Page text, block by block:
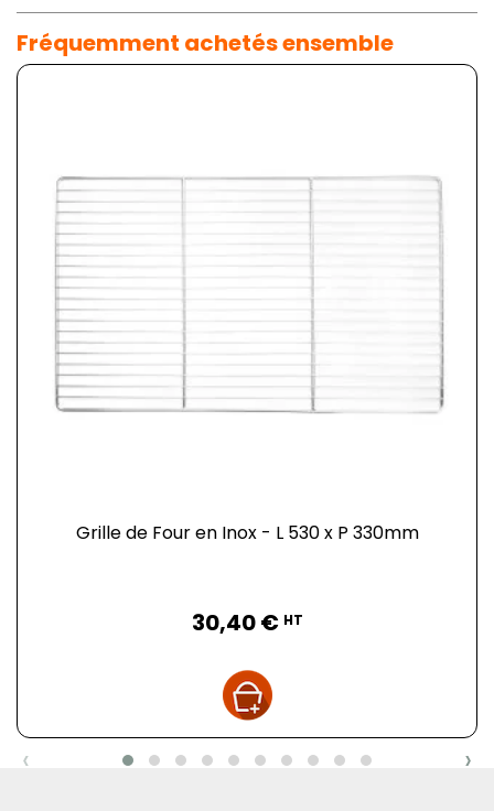
Fréquemment achetés ensemble
Grille de Four en Inox - L 530 x P 330mm
30,40 € HT
‹ ›